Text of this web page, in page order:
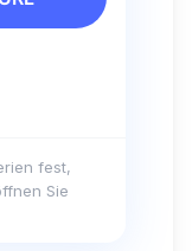
fest,
Sie